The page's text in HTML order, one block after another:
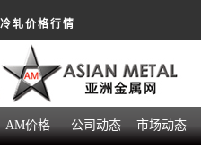
冷轧价格行情
AM价格 公司动态 市场动态